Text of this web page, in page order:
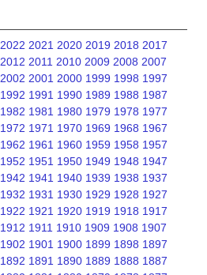
2022 2021 2020 2019 2018 2017
2012 2011 2010 2009 2008 2007
2002 2001 2000 1999 1998 1997
1992 1991 1990 1989 1988 1987
1982 1981 1980 1979 1978 1977
1972 1971 1970 1969 1968 1967
1962 1961 1960 1959 1958 1957
1952 1951 1950 1949 1948 1947
1942 1941 1940 1939 1938 1937
1932 1931 1930 1929 1928 1927
1922 1921 1920 1919 1918 1917
1912 1911 1910 1909 1908 1907
1902 1901 1900 1899 1898 1897
1892 1891 1890 1889 1888 1887